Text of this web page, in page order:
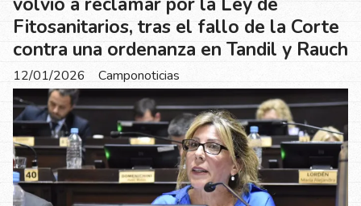
Fitosanitarios, tras el fallo de la Corte
contra una ordenanza en Tandil y Rauch
Camponoticias
12/01/2026